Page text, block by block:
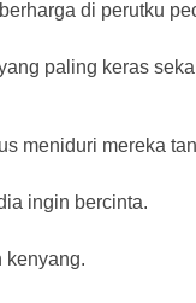
di perutku
paling keras
meniduri mereka
ingin bercinta.
kenyang.